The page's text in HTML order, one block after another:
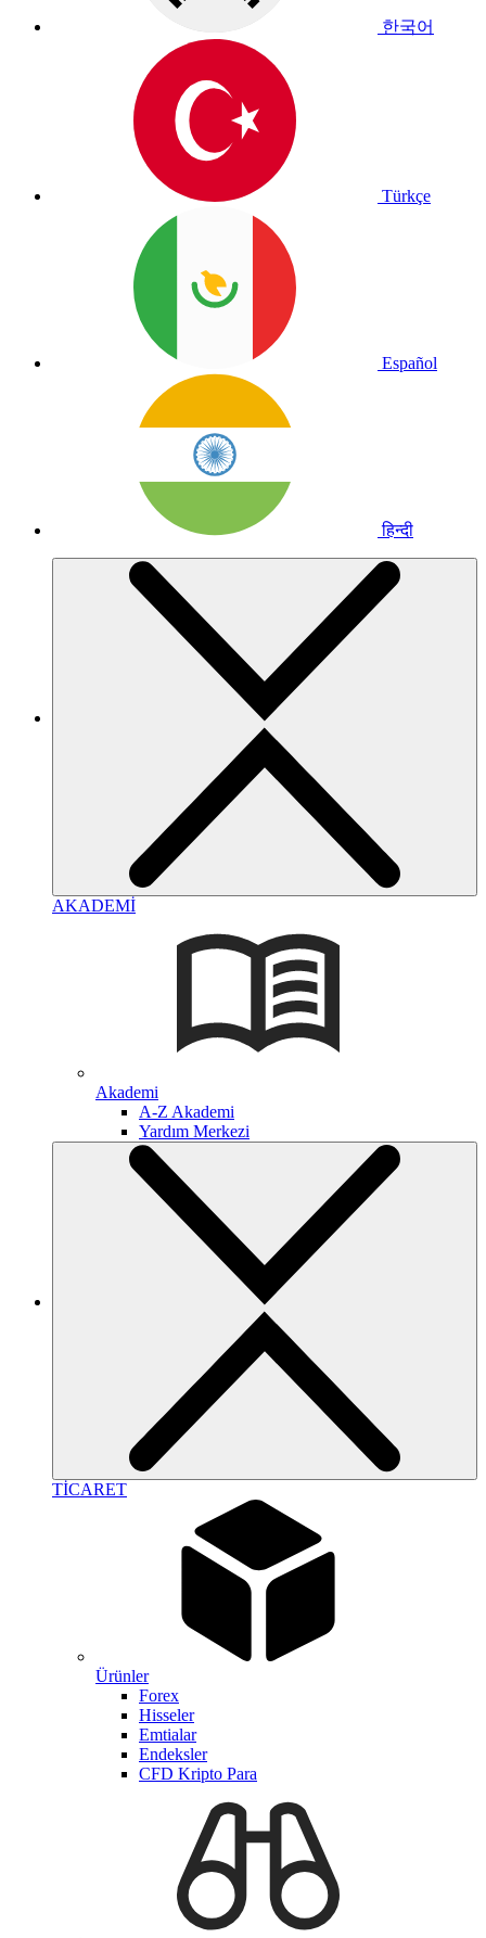
한국어
Türkçe
Español
हिन्दी
AKADEMİ
Akademi
A-Z Akademi
Yardım Merkezi
TİCARET
Ürünler
Forex
Hisseler
Emtialar
Endeksler
CFD Kripto Para